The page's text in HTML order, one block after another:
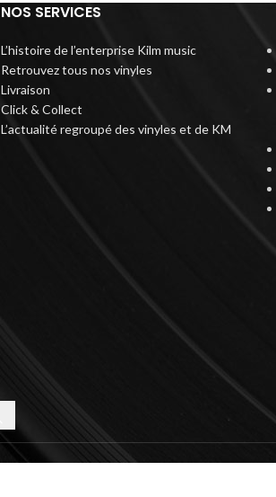
NOS SERVICES
L’histoire de l’enterprise Kilm music
Retrouvez tous nos vinyles
Livraison
Click & Collect
L’actualité regroupé des vinyles et de KM